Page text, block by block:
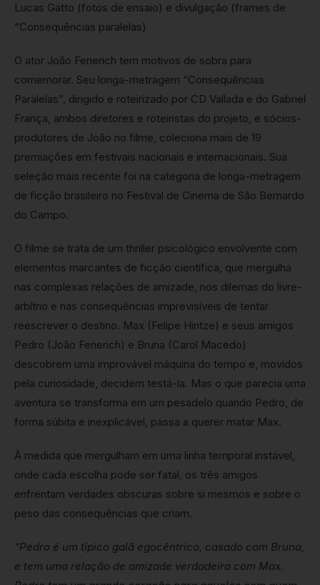
Lucas Gatto (fotos de ensaio) e divulgação (frames de
“Consequências paralelas)
O ator João Fenerich tem motivos de sobra para
comemorar. Seu longa-metragem “Consequências
Paralelas”, dirigido e roteirizado por CD Vallada e do Gabriel
França, ambos diretores e roteiristas do projeto, e sócios-
produtores de João no filme, coleciona mais de 19
premiações em festivais nacionais e internacionais. Sua
seleção mais recente foi na categoria de longa-metragem
de ficção brasileiro no Festival de Cinema de São Bernardo
do Campo.
O filme se trata de um thriller psicológico envolvente com
elementos marcantes de ficção científica, que mergulha
nas complexas relações de amizade, nos dilemas do livre-
arbítrio e nas consequências imprevisíveis de tentar
reescrever o destino. Max (Felipe Hintze) e seus amigos
Pedro (João Fenerich) e Bruna (Carol Macedo)
descobrem uma improvável máquina do tempo e, movidos
pela curiosidade, decidem testá-la. Mas o que parecia uma
aventura se transforma em um pesadelo quando Pedro, de
forma súbita e inexplicável, passa a querer matar Max.
À medida que mergulham em uma linha temporal instável,
onde cada escolha pode ser fatal, os três amigos
enfrentam verdades obscuras sobre si mesmos e sobre o
peso das consequências que criam.
“Pedro é um típico galã egocêntrico, casado com Bruna,
e tem uma relação de amizade verdadeira com Max.